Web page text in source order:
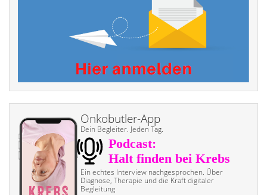
Onkobutler-App
Dein Begleiter. Jeden Tag.
Ein echtes Interview nach­gesprochen. Über
Diagnose, Therapie und die Kraft digitaler
Begleitung